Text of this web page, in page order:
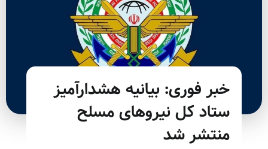
خبر فوری: بیانیه هشدارآمیز
ستاد کل نیروهای مسلح
منتشر شد